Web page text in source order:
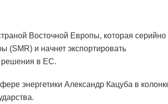
Восточной Европы, которая серийно
(SMR) и начнет экспортировать
решения в ЕС.
энергетики Александр Кацуба в